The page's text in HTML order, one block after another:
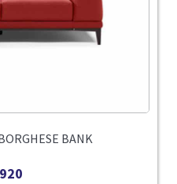
BANK